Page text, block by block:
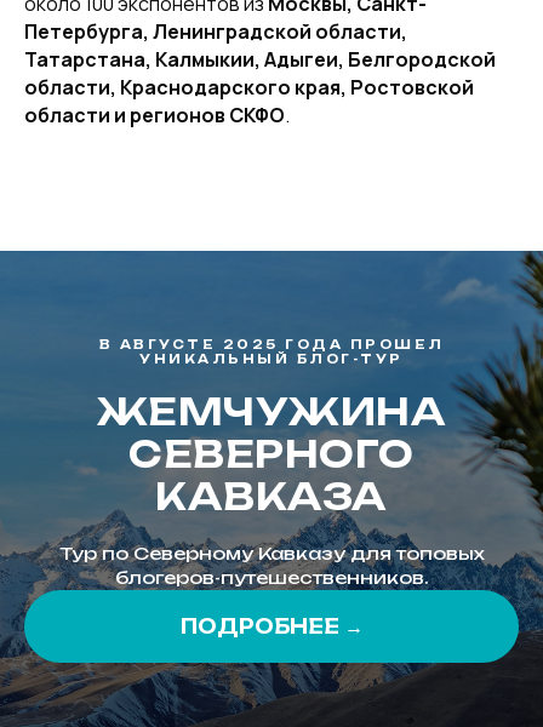
Петербурга, Ленинградской области,
Татарстана, Калмыкии, Адыгеи, Белгородской
области, Краснодарского края, Ростовской
области и регионов СКФО.
В АВГУСТЕ 2025 ГОДА ПРОШЕЛ
УНИКАЛЬНЫЙ БЛОГ-ТУР
ЖЕМЧУЖИНА
СЕВЕРНОГО
КАВКАЗА
Тур по Северному Кавказу для топовых
блогеров-путешественников.
ПОДРОБНЕЕ →